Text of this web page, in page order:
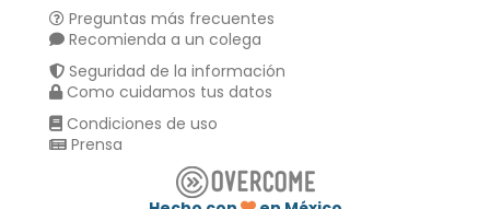
Preguntas más frecuentes
Recomienda a un colega
Seguridad de la información
Como cuidamos tus datos
Condiciones de uso
Prensa